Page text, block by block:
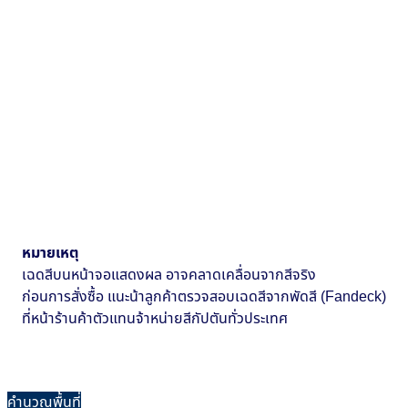
หมายเหตุ
เฉดสีบนหน้าจอแสดงผล อาจคลาดเคลื่อนจากสีจริง
ก่อนการสั่งซื้อ แนะน้าลูกค้าตรวจสอบเฉดสีจากพัดสี (Fandeck)
ที่หน้าร้านค้าตัวแทนจ้าหน่ายสีกัปตันทั่วประเทศ
คำนวณพื้นที่